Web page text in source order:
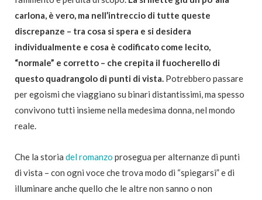
carlona, è vero, ma nell’intreccio di tutte queste
discrepanze – tra cosa si spera e si desidera
individualmente e cosa è codificato come lecito,
“normale” e corretto – che crepita il fuocherello di
questo quadrangolo di punti di vista. Potrebbero passare
per egoismi che viaggiano su binari distantissimi, ma spesso
convivono tutti insieme nella medesima donna, nel mondo
reale.
Che la storia del romanzo prosegua per alternanze di punti
di vista – con ogni voce che trova modo di “spiegarsi” e di
illuminare anche quello che le altre non sanno o non